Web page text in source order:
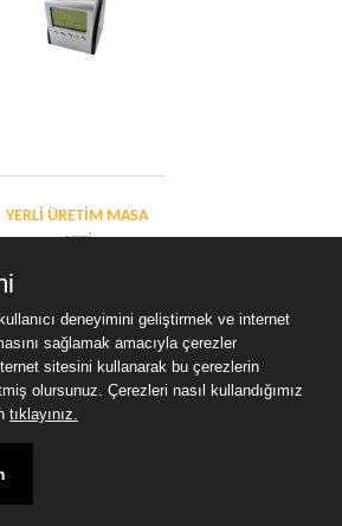
YERLI ÜRETIM MASA
SETI
Uygun Fiyat Şık Tasarım
deneyimini geliştirmek ve internet
sağlamak amacıyla çerezler
sitesini kullanarak bu çerezlerin
olursunuz. Çerezleri nasıl kullandığımız
tıklayınız.